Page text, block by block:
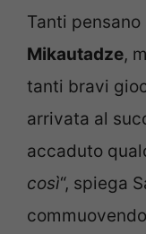
Tanti pensano
Mikautadze,
tanti bravi
arrivata al
accaduto
così“, spiega